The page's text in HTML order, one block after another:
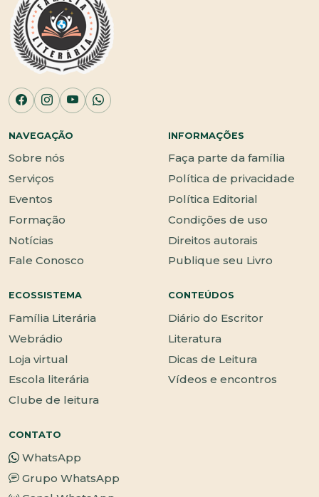
NAVEGAÇÃO
Sobre nós
Serviços
Eventos
Formação
Notícias
Fale Conosco
INFORMAÇÕES
Faça parte da família
Política de privacidade
Política Editorial
Condições de uso
Direitos autorais
Publique seu Livro
ECOSSISTEMA
Família Literária
Webrádio
Loja virtual
Escola literária
Clube de leitura
CONTEÚDOS
Diário do Escritor
Literatura
Dicas de Leitura
Vídeos e encontros
CONTATO
WhatsApp
Grupo WhatsApp